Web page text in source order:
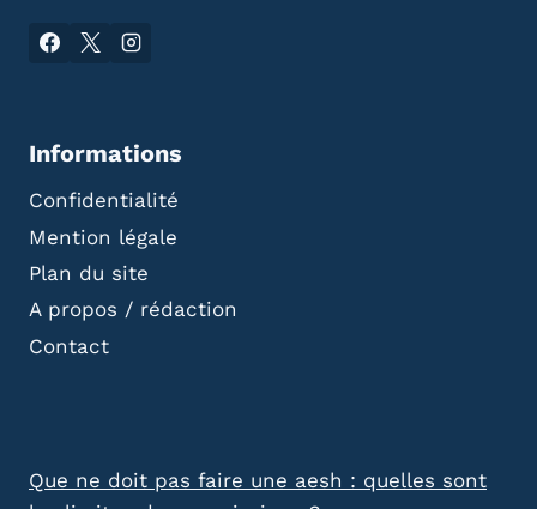
Informations
Confidentialité
Mention légale
Plan du site
A propos / rédaction
Contact
Que ne doit pas faire une aesh : quelles sont